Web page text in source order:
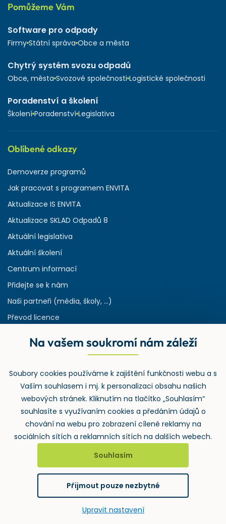
Pomůžeme Vám
Software pro odpady
Firmy Státní správa Obce a města
Chytrý systém svozu odpadů
Obce, města Svozové společnosti Logistické společnosti
Poradenství a školení
Školení Poradenství Legislativa
Oblíbené odkazy
Demoverze programů
Jak pracovat s programem ENVITA
Aktualizace IS ENVITA
Aktualizace SKLAD Odpadů 8
Aktuální legislativa
Aktuální školení
Centrum informací
Přidejte se k nám
Naši partneři (média, školy, ...)
Převod licence
Rejstřík používaných zkratek v odpadech
Zpětný odběr
Wolters Kluwer ČR, a.s., U nákladového nádraží 3265/10,
130 00 Praha 3 – Strašnice
GDPR
Cookies
Notifikace
vytvořilwebProgress
Na vašem soukromí nám záleží
Soubory cookies používáme k zajištění funkčnosti webu a s
Vaším souhlasem i mj. k personalizaci obsahu našich
webových stránek. Kliknutím na tlačítko „Souhlasím“
souhlasíte s využívaním cookies a předáním údajů o
chování na webu pro zobrazení cílené reklamy na
sociálních sítích a reklamních sítích na dalších webech.
Souhlasím
Přijmout pouze nezbytné
Upravit nastavení